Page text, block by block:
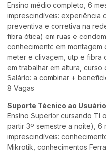
Ensino médio completo, 6
imprescindíveis: experiência
preventiva e corretiva na
fibra ótica) em ruas e
conhecimento em
meter e clivagem, utp e fibra
em trabalhar em altura, curso
Salário: a combinar +
8 Vagas
Suporte Técnico ao Usuário
Ensino Superior cursando TI
partir 3º semestre a noite), 6
imprescindíveis:
Mikrotik, conhecimentos